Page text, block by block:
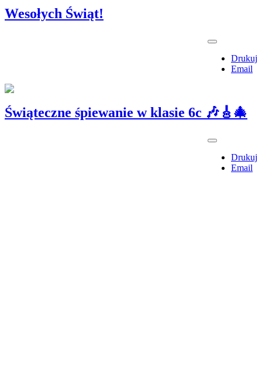
Wesołych Świąt!
Drukuj
Email
Świąteczne śpiewanie w klasie 6c 🎶🎸🎄
Drukuj
Email